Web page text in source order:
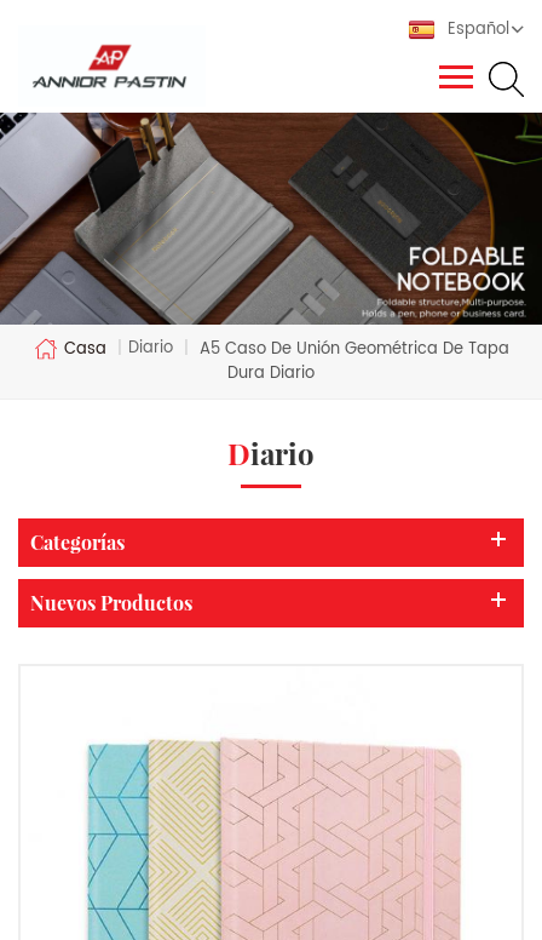
Español
Casa | Diario | A5 Caso De Unión Geométrica De Tapa
Dura Diario
Diario
Categorías
Nuevos Productos